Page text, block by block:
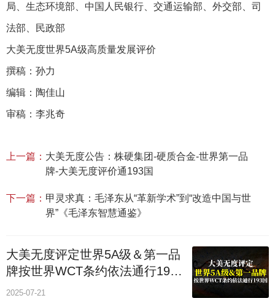
局、生态环境部、中国人民银行、交通运输部、外交部、司
法部、民政部
大美无度世界5A级高质量发展评价
撰稿：孙力
编辑：陶佳山
审稿：李兆奇
上一篇： 大美无度公告：株硬集团-硬质合金‌-世界第一品
牌-大美无度评价通193国
下一篇： 甲灵求真：毛泽东从“革新学术”到“改造中国与世
界”《毛泽东智慧通鉴》
大美无度评定世界5A级＆第一品
牌按世界WCT条约依法通行193
个国家
2025-07-21